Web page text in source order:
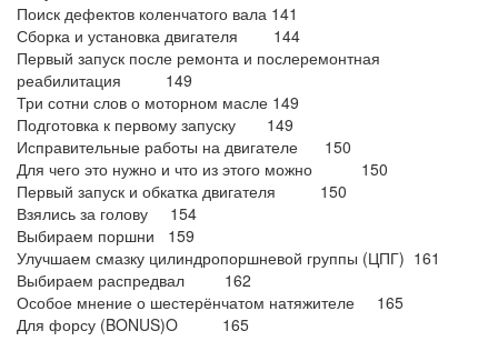
Поиск дефектов коленчатого вала 141
Сборка и установка двигателя 144
Первый запуск после ремонта и послеремонтная
реабилитация 149
Три сотни слов о моторном масле 149
Подготовка к первому запуску 149
Исправительные работы на двигателе 150
Для чего это нужно и что из этого можно 150
Первый запуск и обкатка двигателя 150
Взялись за голову 154
Выбираем поршни 159
Улучшаем смазку цилиндропоршневой группы (ЦПГ) 161
Выбираем распредвал 162
Особое мнение о шестерёнчатом натяжителе 165
Для форсу (BONUS)O 165